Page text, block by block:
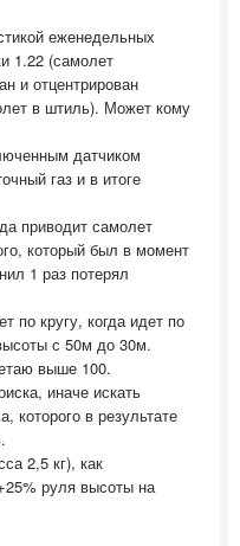
еженедельных
1.22 (самолет
и отцентрирован
в штиль). Может кому
датчиком
газ и в итоге
приводит самолет
который был в момент
1 раз потерял
по кругу, когда идет по
с 50м до 30м.
выше 100.
иначе искать
которого в результате
2,5 кг), как
руля высоты на